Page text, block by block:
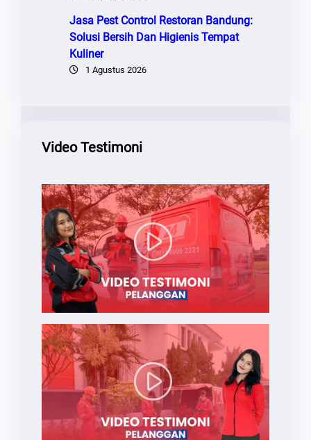
Jasa Pest Control Restoran Bandung:
Solusi Bersih Dan Higienis Tempat
Kuliner
1 Agustus 2026
Video Testimoni